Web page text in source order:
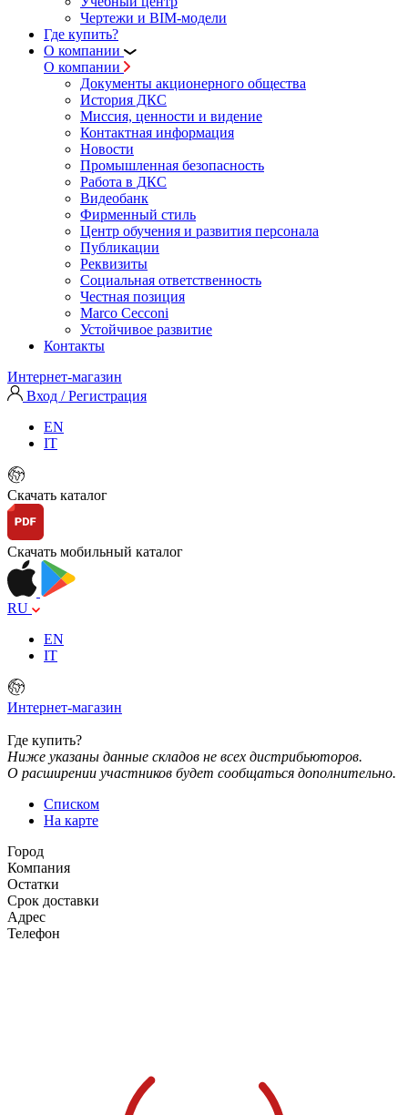
Чертежи и BIM-модели
Где купить?
О компании
О компании
Документы акционерного общества
История ДКС
Миссия, ценности и видение
Контактная информация
Новости
Промышленная безопасность
Работа в ДКС
Видеобанк
Фирменный стиль
Центр обучения и развития персонала
Публикации
Реквизиты
Социальная ответственность
Честная позиция
Marco Cecconi
Устойчивое развитие
Контакты
Интернет-магазин
Вход / Регистрация
EN
IT
Скачать каталог
Скачать мобильный каталог
RU
EN
IT
Интернет-магазин
Где купить?
Ниже указаны данные складов не всех дистрибьюторов.
О расширении участников будет сообщаться дополнительно.
Списком
На карте
Город
Компания
Остатки
Срок доставки
Адрес
Телефон